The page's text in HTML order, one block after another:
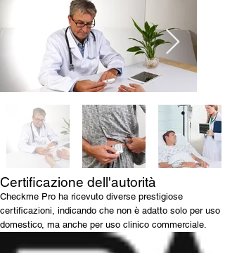
Certificazione dell'autorità
Checkme Pro ha ricevuto diverse prestigiose
certificazioni, indicando che non è adatto solo per uso
domestico, ma anche per uso clinico commerciale.